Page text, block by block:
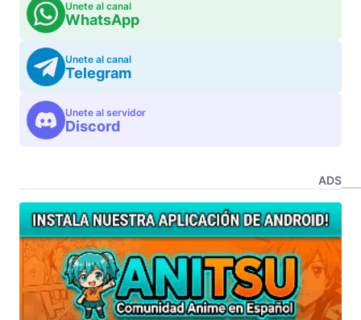
Unete al canal
WhatsApp
Unete al canal
Telegram
Unete al servidor
Discord
ADS